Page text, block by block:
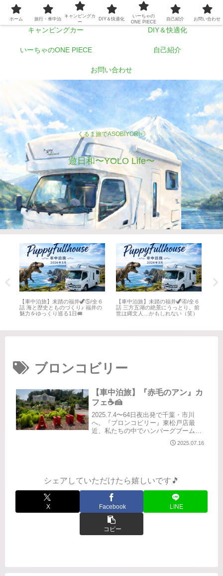
くるま旅でASOBIYORI💨
遊日和〜YOLO Life〜
ホーム 旅行・車中泊
キャンピングカー DIY＆快適化
いーちゃのONE PIECE 自己紹介
お問い合わせ
【車中泊旅】未踏の福井🦖⑤/全６
話 海と歴史とものづくり♪ 福井の
魅力をゆっくり巡る1日🚐
【車中泊旅】未踏の福井🦖④/全６
話 三方五湖の絶景にうっとり。前
世は縄文人…かもしれない（笑）
ブロンコビリー
【車中泊旅】『赤毛のアン』カ
フェ☕️🍰
2025.7.4〜64日夜出発で千葉・市川
へ。『ブロンコビリー』東松戸店最
近、私たちの中でハンバーグブームサ
ラダバー種類豊富食べ放題デザートも
食べ放題まさかのお風呂♨️駐車場入れな
2025.07.16
シェアしていただけたら嬉しいです🎵
X Facebook LINE
コピー
ホーム 旅行・車中泊
キャンピングカ
ー
DIY＆快適化
いーちゃの
ONE PIECE
自己紹介 お問い合わせ